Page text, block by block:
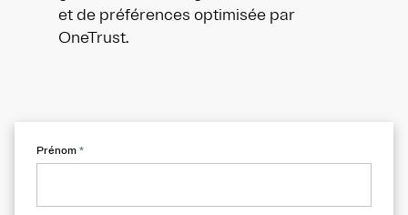
et de préférences optimisée par
OneTrust.
Prénom *